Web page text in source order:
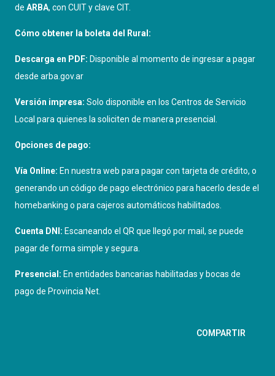
de ARBA, con CUIT y clave CIT.
Cómo obtener la boleta del Rural:
Descarga en PDF: Disponible al momento de ingresar a pagar
desde arba.gov.ar
Versión impresa: Solo disponible en los Centros de Servicio
Local para quienes la soliciten de manera presencial.
Opciones de pago:
Vía Online: En nuestra web para pagar con tarjeta de crédito, o
generando un código de pago electrónico para hacerlo desde el
homebanking o para cajeros automáticos habilitados.
Cuenta DNI: Escaneando el QR que llegó por mail, se puede
pagar de forma simple y segura.
Presencial: En entidades bancarias habilitadas y bocas de
pago de Provincia Net.
COMPARTIR